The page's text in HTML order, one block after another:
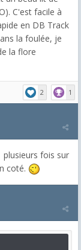
C'est facile à
en DB Track
la foulée, je
la flore
2 1
fois sur
coté.